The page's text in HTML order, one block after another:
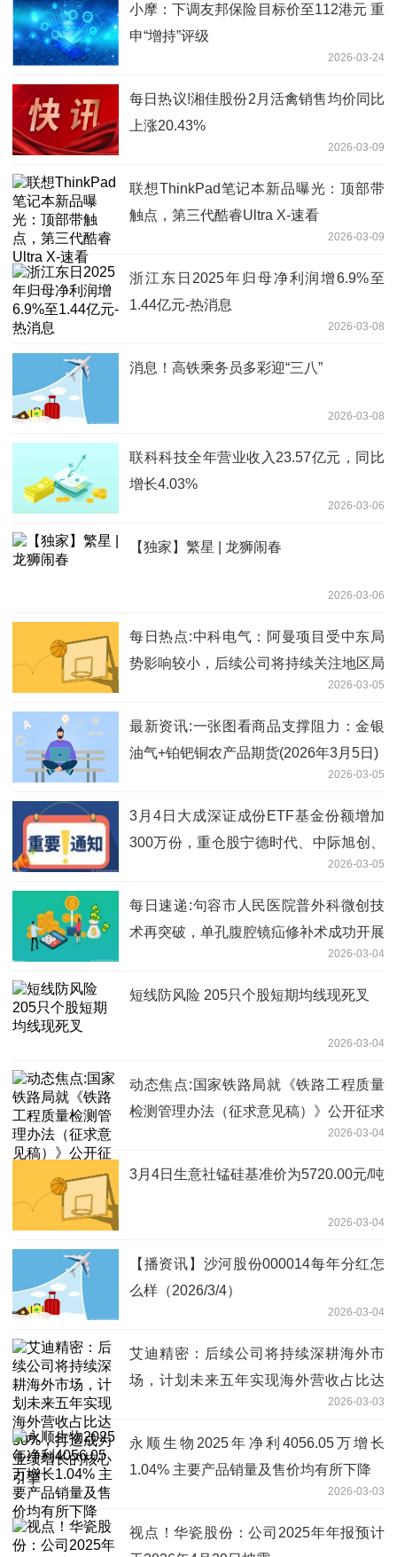
小摩：下调友邦保险目标价至112港元 重
申“增持”评级
2026-03-24
每日热议!湘佳股份2月活禽销售均价同比
上涨20.43%
2026-03-09
联想ThinkPad笔记本新品曝光：顶部带
触点，第三代酷睿Ultra X-速看
2026-03-09
浙江东日2025年归母净利润增6.9%至
1.44亿元-热消息
2026-03-08
消息！高铁乘务员多彩迎“三八”
2026-03-08
联科科技全年营业收入23.57亿元，同比
增长4.03%
2026-03-06
【独家】繁星 | 龙狮闹春
2026-03-06
每日热点:中科电气：阿曼项目受中东局
势影响较小，后续公司将持续关注地区局
2026-03-05
最新资讯:一张图看商品支撑阻力：金银
油气+铂钯铜农产品期货(2026年3月5日)
2026-03-05
3月4日大成深证成份ETF基金份额增加
300万份，重仓股宁德时代、中际旭创、
2026-03-05
每日速递:句容市人民医院普外科微创技
术再突破，单孔腹腔镜疝修补术成功开展
2026-03-04
短线防风险 205只个股短期均线现死叉
2026-03-04
动态焦点:国家铁路局就《铁路工程质量
检测管理办法（征求意见稿）》公开征求
2026-03-04
3月4日生意社锰硅基准价为5720.00元/吨
2026-03-04
【播资讯】沙河股份000014每年分红怎
么样（2026/3/4）
2026-03-04
艾迪精密：后续公司将持续深耕海外市
场，计划未来五年实现海外营收占比达
50%，打造成为业绩增长的核心引擎2026-03-03
永顺生物2025年净利4056.05万增长
1.04% 主要产品销量及售价均有所下降
2026-03-03
视点！华瓷股份：公司2025年年报预计